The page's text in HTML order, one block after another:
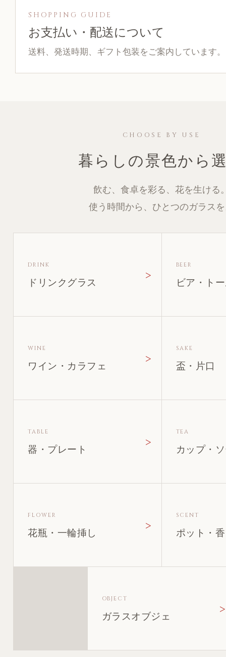
SHOPPING GUIDE
お支払い・配送について
送料、発送時期、ギフト包装をご案内しています。
CHOOSE BY USE
暮らしの景色から
飲む、食卓を彩る、花を生ける
使う時間から、ひとつのガラス
DRINK
ドリンクグラス
BEER
ビア・ト
WINE
ワイン・カラフェ
SAKE
盃・片口
TABLE
器・プレート
TEA
カップ・
FLOWER
花瓶・一輪挿し
SCENT
ポット・
OBJECT
ガラスオブジェ